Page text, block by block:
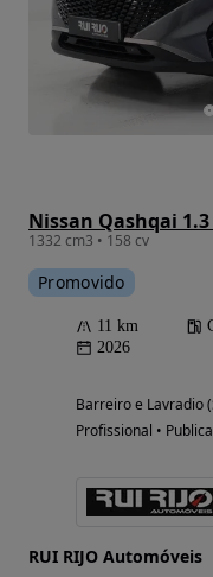
Nissan Qashqai
1332 cm3 • 158 cv
Promovido
11 km
2026
Barreiro e Lavradio
Profissional •
RUI RIJO Automóveis